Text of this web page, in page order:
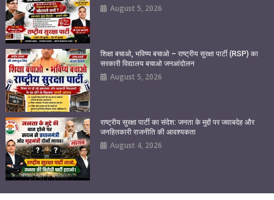
August 5, 2026
शिक्षा बचाओ, भविष्य बचाओ – राष्ट्रीय सुरक्षा पार्टी (RSP) का
सरकारी विद्यालय बचाओ जनआंदोलन
August 5, 2026
राष्ट्रीय सुरक्षा पार्टी का संदेश: जनता के मुद्दों पर जवाबदेह और
जनहितकारी राजनीति की आवश्यकता
August 4, 2026